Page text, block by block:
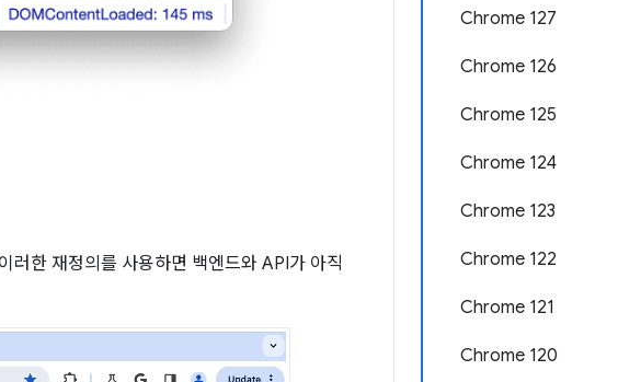
Chrome 127
Chrome 126
Chrome 125
Chrome 124
Chrome 123
Chrome 122
Chrome 121
Chrome 120
러한 재정의를 사용하면 백엔드와 API가 아직